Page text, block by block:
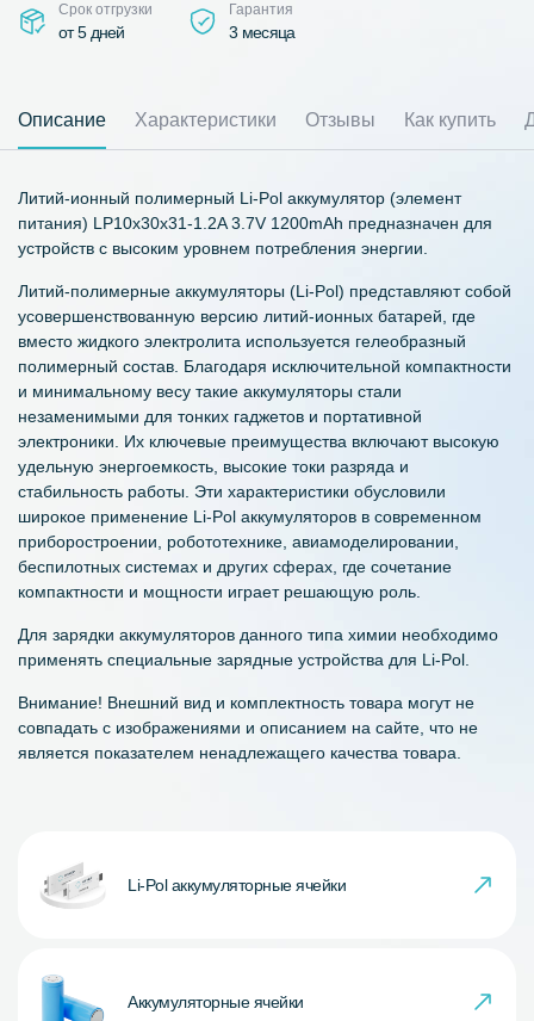
Срок отгрузки
от 5 дней
Гарантия
3 месяца
Описание Характеристики Отзывы Как купить
Литий-ионный полимерный Li-Pol аккумулятор (элемент
питания) LP10x30x31-1.2A 3.7V 1200mAh предназначен для
устройств с высоким уровнем потребления энергии.
Литий-полимерные аккумуляторы (Li-Pol) представляют собой
усовершенствованную версию литий-ионных батарей, где
вместо жидкого электролита используется гелеобразный
полимерный состав. Благодаря исключительной компактности
и минимальному весу такие аккумуляторы стали
незаменимыми для тонких гаджетов и портативной
электроники. Их ключевые преимущества включают высокую
удельную энергоемкость, высокие токи разряда и
стабильность работы. Эти характеристики обусловили
широкое применение Li-Pol аккумуляторов в современном
приборостроении, робототехнике, авиамоделировании,
беспилотных системах и других сферах, где сочетание
компактности и мощности играет решающую роль.
Для зарядки аккумуляторов данного типа химии необходимо
применять специальные зарядные устройства для Li-Pol.
Внимание! Внешний вид и комплектность товара могут не
совпадать с изображениями и описанием на сайте, что не
является показателем ненадлежащего качества товара.
Li-Pol аккумуляторные ячейки
Аккумуляторные ячейки